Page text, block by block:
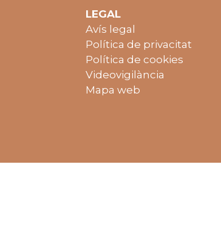
LEGAL
Avís legal
Política de privacitat
Política de cookies
Videovigilància
Mapa web